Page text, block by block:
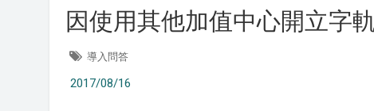
因使用其他加值中心開立字
導入問答
2017/08/16